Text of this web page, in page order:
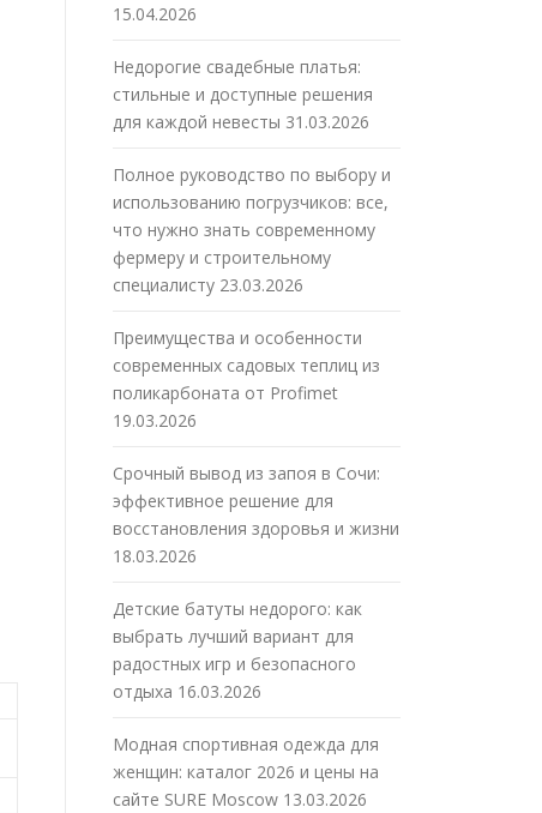
15.04.2026
Недорогие свадебные платья:
стильные и доступные решения
для каждой невесты 31.03.2026
Полное руководство по выбору и
использованию погрузчиков: все,
что нужно знать современному
фермеру и строительному
специалисту 23.03.2026
Преимущества и особенности
современных садовых теплиц из
поликарбоната от Profimet
19.03.2026
Срочный вывод из запоя в Сочи:
эффективное решение для
восстановления здоровья и жизни
18.03.2026
Детские батуты недорого: как
выбрать лучший вариант для
радостных игр и безопасного
отдыха 16.03.2026
Модная спортивная одежда для
женщин: каталог 2026 и цены на
сайте SURE Moscow 13.03.2026